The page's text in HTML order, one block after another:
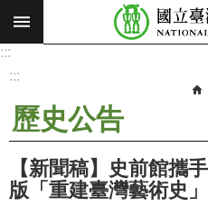
跳到主要內容區塊
搜
願
景
使
命
:::
:::
歷史公告
【新聞稿】史前館攜
版「重建臺灣藝術史